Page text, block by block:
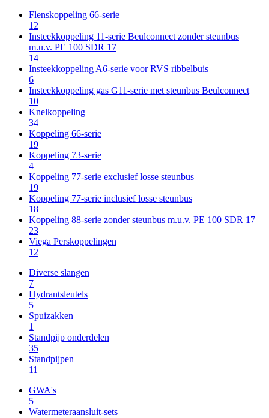
Flenskoppeling 66-serie
12
Insteekkoppeling 11-serie Beulconnect zonder steunbus
m.u.v. PE 100 SDR 17
14
Insteekkoppeling A6-serie voor RVS ribbelbuis
6
Insteekkoppeling gas G11-serie met steunbus Beulconnect
10
Knelkoppeling
34
Koppeling 66-serie
19
Koppeling 73-serie
4
Koppeling 77-serie exclusief losse steunbus
19
Koppeling 77-serie inclusief losse steunbus
18
Koppeling 88-serie zonder steunbus m.u.v. PE 100 SDR 17
23
Viega Perskoppelingen
12
Diverse slangen
7
Hydrantsleutels
5
Spuizakken
1
Standpijp onderdelen
35
Standpijpen
11
GWA's
5
Watermeteraansluit-sets